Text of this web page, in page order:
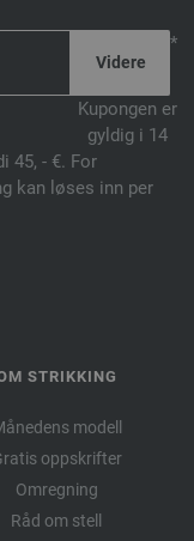
*
Kupongen er
gyldig i 14
45, - €. For
kan løses inn per
STRIKKING
modell
oppskrifter
Omregning
Råd om stell